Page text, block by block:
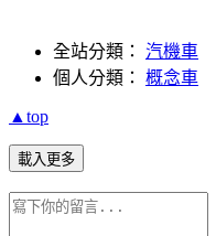
全站分類： 汽機車
個人分類： 概念車
▲top
載入更多